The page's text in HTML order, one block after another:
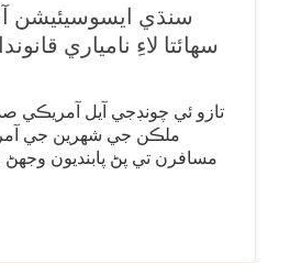
سنڌي ايسوسيئيشن
سهائتا لاءِ نامياري
تازو ئي چونڊجي آيل آمريڪي
ملڪن جي شهرين جي
مسافرن تي پڻ پابنديون